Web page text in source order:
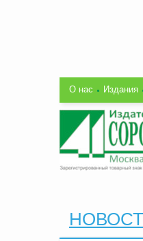
О нас Издания